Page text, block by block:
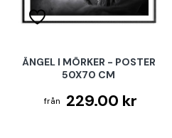
ÄNGEL I MÖRKER - POSTER
50X70 CM
229.00 kr